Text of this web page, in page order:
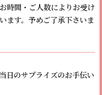
時間・ご人数によりお受け
ます。予めご了承下さいま
日のサプライズのお手伝い